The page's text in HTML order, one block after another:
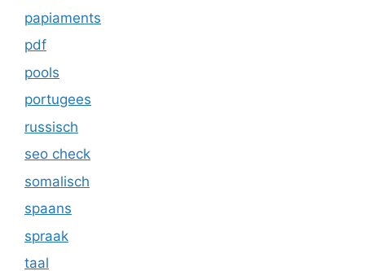
papiaments
pdf
pools
portugees
russisch
seo check
somalisch
spaans
spraak
taal